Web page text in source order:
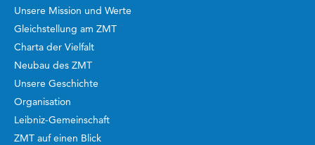
Unsere Mission und Werte
Gleichstellung am ZMT
Charta der Vielfalt
Neubau des ZMT
Unsere Geschichte
Organisation
Leibniz-Gemeinschaft
ZMT auf einen Blick